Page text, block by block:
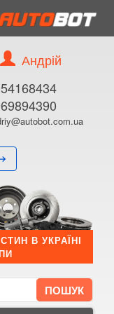
Андрій
В УКРАЇНІ
КУПИТИ